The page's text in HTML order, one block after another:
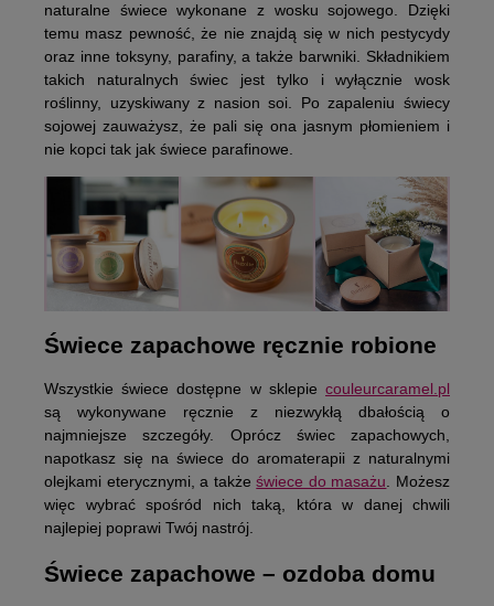
naturalne świece wykonane z wosku sojowego. Dzięki
temu masz pewność, że nie znajdą się w nich pestycydy
oraz inne toksyny, parafiny, a także barwniki. Składnikiem
takich naturalnych świec jest tylko i wyłącznie wosk
roślinny, uzyskiwany z nasion soi. Po zapaleniu świecy
sojowej zauważysz, że pali się ona jasnym płomieniem i
nie kopci tak jak świece parafinowe.
Świece zapachowe ręcznie robione
Wszystkie świece dostępne w sklepie couleurcaramel.pl
są wykonywane ręcznie z niezwykłą dbałością o
najmniejsze szczegóły. Oprócz świec zapachowych,
napotkasz się na świece do aromaterapii z naturalnymi
olejkami eterycznymi, a takżeświece do masażu. Możesz
więc wybrać spośród nich taką, która w danej chwili
najlepiej poprawi Twój nastrój.
Świece zapachowe – ozdoba domu